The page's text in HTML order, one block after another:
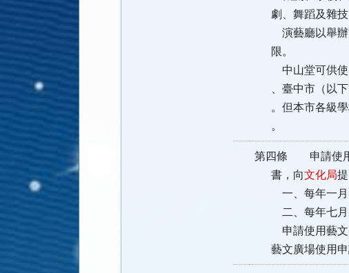
劇、舞蹈及雜技
演藝廳以舉辦
限。
中山堂可供使用
、臺中市（以下
。但本市各級學
。
第四條 申請使用
書，向文化局提
一、每年一月申
二、每年七月申
申請使用藝文廣
藝文廣場使用申